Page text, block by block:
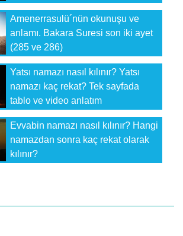
Amenerrasulü´nün okunuşu ve
anlamı. Bakara Suresi son iki ayet
(285 ve 286)
Yatsı namazı nasıl kılınır? Yatsı
namazı kaç rekat? Tek sayfada
tablo ve video anlatım
Evvabin namazı nasıl kılınır? Hangi
namazdan sonra kaç rekat olarak
kılınır?